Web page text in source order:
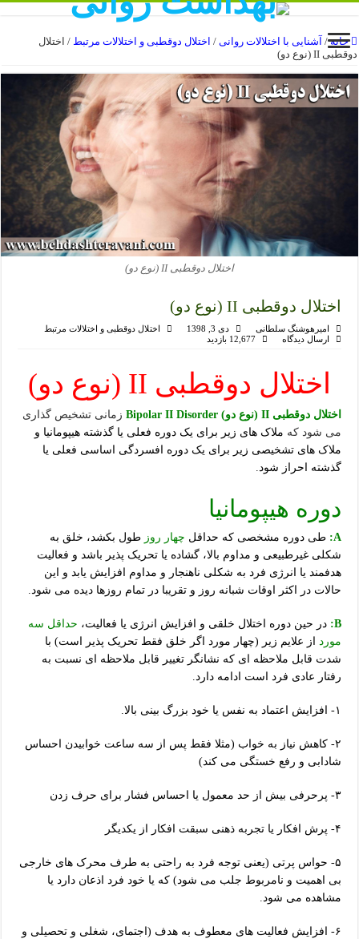
خانه / آشنایی با اختلالات روانی / اختلال دوقطبی و اختلالات مرتبط / اختلال
دوقطبی II (نوع دو)
اختلال دوقطبی II (نوع دو)
اختلال دوقطبی II (نوع دو)
امیرهوشنگ سلطانی دی 3, 1398
اختلال دوقطبی و اختلالات مرتبط
ارسال دیدگاه
12,677 بازدید
اختلال دوقطبی II (نوع دو)
اختلال دوقطبی II (نوع دو) Bipolar II Disorder
زمانی تشخیص گذاری
می شود که ملاک های زیر برای یک دوره فعلی یا گذشته هیپومانیا و
ملاک های تشخیصی زیر برای یک دوره افسردگی اساسی فعلی یا
گذشته احراز شود.
دوره هیپومانیا
A: طی دوره مشخصی که حداقل چهار روز طول بکشد، خلق به
شکلی غیرطبیعی و مداوم بالا، گشاده یا تحریک پذیر باشد و فعالیت
هدفمند یا انرژی فرد به شکلی ناهنجار و مداوم افزایش یابد و این
حالات در اکثر اوقات شبانه روز و تقریبا در تمام روزها دیده می شود.
B: در حین دوره اختلال خلقی و افزایش انرژی یا فعالیت، حداقل سه
مورد از علایم زیر (چهار مورد اگر خلق فقط تحریک پذیر است) با
شدت قابل ملاحظه ای که نشانگر تغییر قابل ملاحظه ای نسبت به
رفتار عادی فرد است ادامه دارد.
۱- افزایش اعتماد به نفس یا خود بزرگ بینی بالا.
۲- کاهش نیاز به خواب (مثلا فقط پس از سه ساعت خوابیدن احساس
شادابی و رفع خستگی می کند)
۳- پرحرفی بیش از حد معمول یا احساس فشار برای حرف زدن
۴- پرش افکار یا تجربه ذهنی سبقت افکار از یکدیگر
۵- حواس پرتی (یعنی توجه فرد به راحتی به طرف محرک های خارجی
بی اهمیت و نامربوط جلب می شود) که یا خود فرد اذعان دارد یا
مشاهده می شود.
۶- افزایش فعالیت های معطوف به هدف (اجتمای، شغلی و تحصیلی و